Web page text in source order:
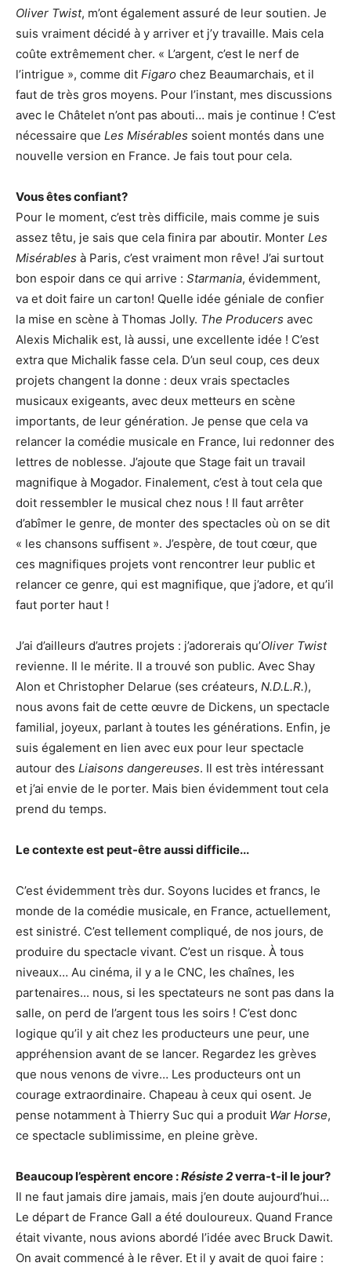
Oliver Twist, m’ont également assuré de leur soutien. Je
suis vraiment décidé à y arriver et j’y travaille. Mais cela
coûte extrêmement cher. « L’argent, c’est le nerf de
l’intrigue », comme dit Figaro chez Beaumarchais, et il
faut de très gros moyens. Pour l’instant, mes discussions
avec le Châtelet n’ont pas abouti… mais je continue ! C’est
nécessaire que Les Misérables soient montés dans une
nouvelle version en France. Je fais tout pour cela.
Vous êtes confiant?
Pour le moment, c’est très difficile, mais comme je suis
assez têtu, je sais que cela finira par aboutir. Monter Les
Misérables à Paris, c’est vraiment mon rêve! J’ai surtout
bon espoir dans ce qui arrive : Starmania, évidemment,
va et doit faire un carton! Quelle idée géniale de confier
la mise en scène à Thomas Jolly. The Producers avec
Alexis Michalik est, là aussi, une excellente idée ! C’est
extra que Michalik fasse cela. D’un seul coup, ces deux
projets changent la donne : deux vrais spectacles
musicaux exigeants, avec deux metteurs en scène
importants, de leur génération. Je pense que cela va
relancer la comédie musicale en France, lui redonner des
lettres de noblesse. J’ajoute que Stage fait un travail
magnifique à Mogador. Finalement, c’est à tout cela que
doit ressembler le musical chez nous ! Il faut arrêter
d’abîmer le genre, de monter des spectacles où on se dit
« les chansons suffisent ». J’espère, de tout cœur, que
ces magnifiques projets vont rencontrer leur public et
relancer ce genre, qui est magnifique, que j’adore, et qu’il
faut porter haut !
J’ai d’ailleurs d’autres projets : j’adorerais qu’Oliver Twist
revienne. Il le mérite. Il a trouvé son public. Avec Shay
Alon et Christopher Delarue (ses créateurs, N.D.L.R.),
nous avons fait de cette œuvre de Dickens, un spectacle
familial, joyeux, parlant à toutes les générations. Enfin, je
suis également en lien avec eux pour leur spectacle
autour des Liaisons dangereuses. Il est très intéressant
et j’ai envie de le porter. Mais bien évidemment tout cela
prend du temps.
Le contexte est peut-être aussi difficile...
C’est évidemment très dur. Soyons lucides et francs, le
monde de la comédie musicale, en France, actuellement,
est sinistré. C’est tellement compliqué, de nos jours, de
produire du spectacle vivant. C’est un risque. À tous
niveaux… Au cinéma, il y a le CNC, les chaînes, les
partenaires... nous, si les spectateurs ne sont pas dans la
salle, on perd de l’argent tous les soirs ! C’est donc
logique qu’il y ait chez les producteurs une peur, une
appréhension avant de se lancer. Regardez les grèves
que nous venons de vivre… Les producteurs ont un
courage extraordinaire. Chapeau à ceux qui osent. Je
pense notamment à Thierry Suc qui a produit War Horse,
ce spectacle sublimissime, en pleine grève.
Beaucoup l’espèrent encore :Résiste 2verra-t-il le jour?
Il ne faut jamais dire jamais, mais j’en doute aujourd’hui…
Le départ de France Gall a été douloureux. Quand France
était vivante, nous avions abordé l’idée avec Bruck Dawit.
On avait commencé à le rêver. Et il y avait de quoi faire :